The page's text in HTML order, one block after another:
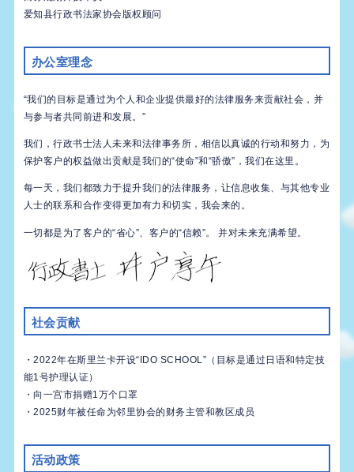
爱知县行政书法家协会版权顾问
办公室理念
“我们的目标是通过为个人和企业提供最好的法律服务来贡献社会，并
与参与者共同前进和发展。”
我们，行政书士法人未来和法律事务所，相信以真诚的行动和努力，为
保护客户的权益做出贡献是我们的“使命”和“骄傲”，我们在这里。
每一天，我们都致力于提升我们的法律服务，让信息收集、与其他专业
人士的联系和合作变得更加有力和切实，我会来的。
一切都是为了客户的“省心”、客户的“信赖”。 并对未来充满希望。
社会贡献
・2022年在斯里兰卡开设“IDO SCHOOL”（目标是通过日语和特定技
能1号护理认证）
・向一宫市捐赠1万个口罩
・2025财年被任命为邻里协会的财务主管和教区成员
活动政策